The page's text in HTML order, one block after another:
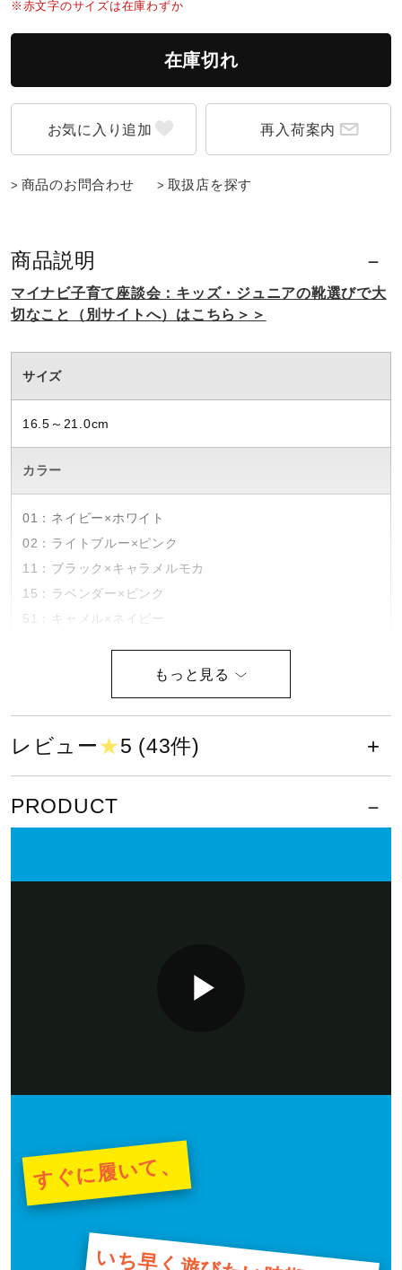
ワーキング
ライフスタイルグッズ
寝具／ミズノスリープ
アウトドア／レイン
サポーター
ジュニア／キッズ
メディカル
コラボ／ライセンス
セール
その他
サポート
※赤文字のサイズは在庫わずか
在庫切れ
再入荷案内
商品のお問合わせ 取扱店を探す
商品説明
マイナビ子育て座談会：キッズ・ジュニアの靴選びで大
切なこと（別サイトへ）はこちら＞＞
サイズ
16.5～21.0cm
カラー
01：ネイビー×ホワイト
02：ライトブルー×ピンク
11：ブラック×キャラメルモカ
15：ラベンダー×ピンク
51：キャメル×ネイビー
甲材：合成繊維×人工皮革
底材：合成底
質量
51：2024年秋冬
01、02：2023年秋冬
レビュー★5 (43件)
PRODUCT
a
すぐに履いて、